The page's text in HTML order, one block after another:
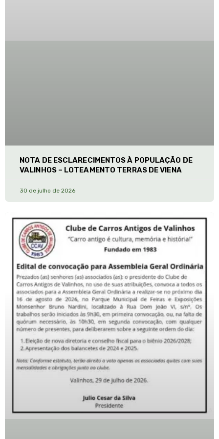
NOTA DE ESCLARECIMENTOS À POPULAÇÃO DE
VALINHOS – LOTEAMENTO TERRAS DE VIENA
30 de julho de 2026